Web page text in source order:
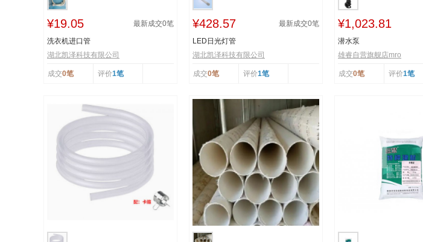
¥19.05 最新成交0笔
洗衣机进口管
湖北凯泽科技有限公司
成交0笔 评价1笔
¥428.57 最新成交0笔
LED日光灯管
湖北凯泽科技有限公司
成交0笔 评价1笔
¥1,023.81
潜水泵
雄睿自营旗舰店mro
成交0笔 评价1笔